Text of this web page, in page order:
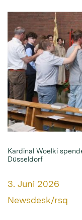
Kardinal Woelki
Düsseldorf
Datum:
3. Juni 2026
Von:
Newsdesk/rsq